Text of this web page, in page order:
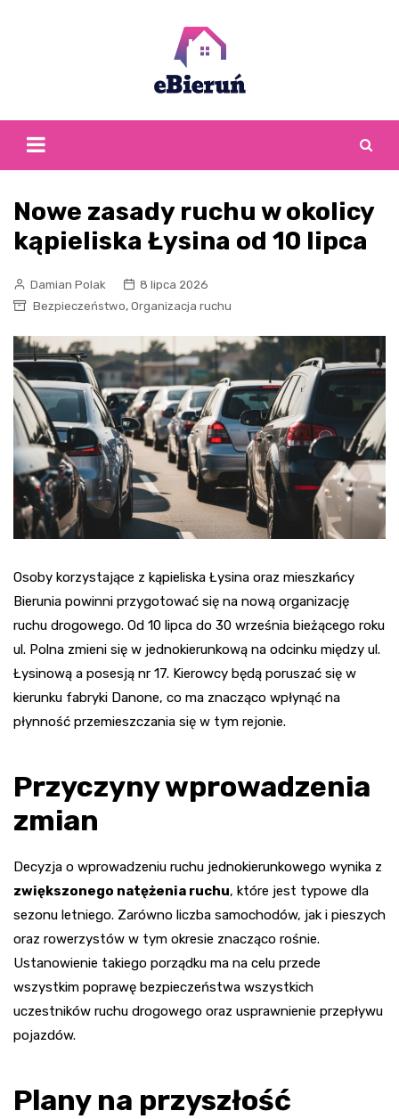
Nowe zasady ruchu w okolicy
kąpieliska Łysina od 10 lipca
Damian Polak
8 lipca 2026
Bezpieczeństwo, Organizacja ruchu
Osoby korzystające z kąpieliska Łysina oraz mieszkańcy
Bierunia powinni przygotować się na nową organizację
ruchu drogowego. Od 10 lipca do 30 września bieżącego roku
ul. Polna zmieni się w jednokierunkową na odcinku między ul.
Łysinową a posesją nr 17. Kierowcy będą poruszać się w
kierunku fabryki Danone, co ma znacząco wpłynąć na
płynność przemieszczania się w tym rejonie.
Przyczyny wprowadzenia
zmian
Decyzja o wprowadzeniu ruchu jednokierunkowego wynika z
zwiększonego natężenia ruchu, które jest typowe dla
sezonu letniego. Zarówno liczba samochodów, jak i pieszych
oraz rowerzystów w tym okresie znacząco rośnie.
Ustanowienie takiego porządku ma na celu przede
wszystkim poprawę bezpieczeństwa wszystkich
uczestników ruchu drogowego oraz usprawnienie przepływu
pojazdów.
Plany na przyszłość